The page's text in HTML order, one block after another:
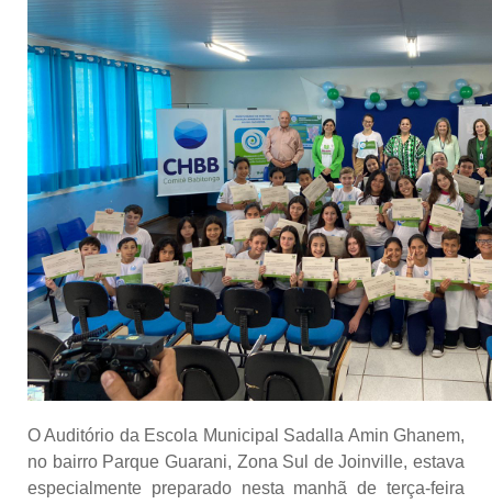
O Auditório da Escola Municipal Sadalla Amin Ghanem,
no bairro Parque Guarani, Zona Sul de Joinville, estava
especialmente preparado nesta manhã de terça-feira